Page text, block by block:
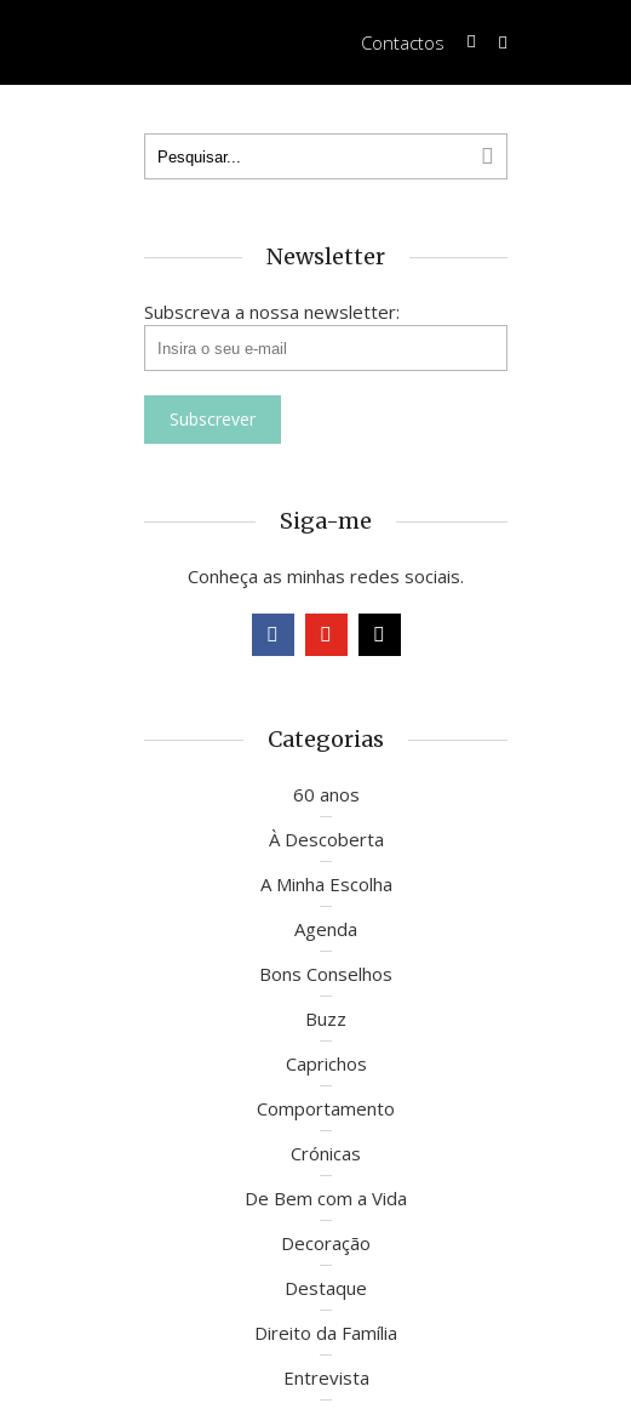
Contactos
Newsletter
Subscreva a nossa newsletter:
Siga-me
Conheça as minhas redes sociais.
Categorias
60 anos
À Descoberta
A Minha Escolha
Agenda
Bons Conselhos
Buzz
Caprichos
Comportamento
Crónicas
De Bem com a Vida
Decoração
Destaque
Direito da Família
Entrevista